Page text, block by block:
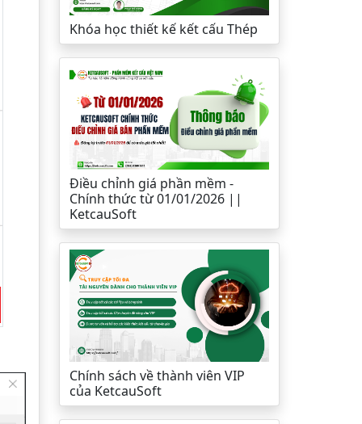
Khóa học thiết kế kết cấu Thép
Điều chỉnh giá phần mềm -
Chính thức từ 01/01/2026 ||
KetcauSoft
Chính sách về thành viên VIP
của KetcauSoft